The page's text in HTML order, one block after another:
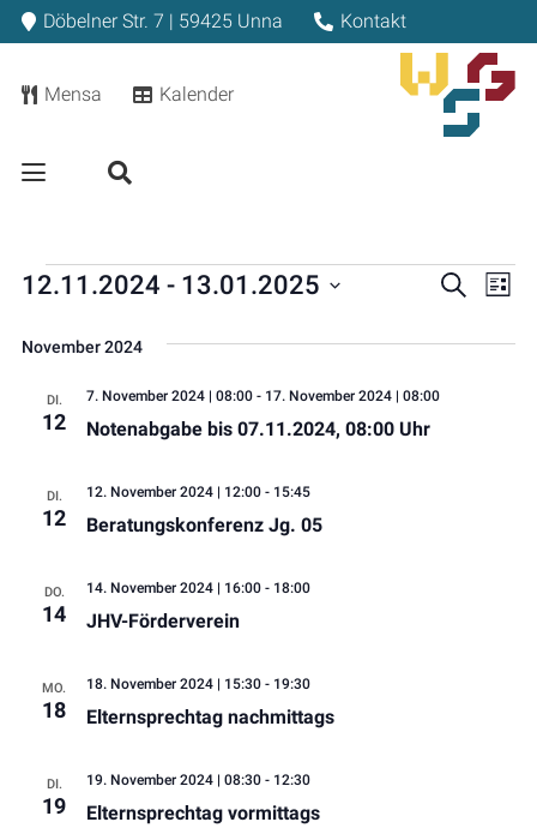
Döbelner Str. 7 | 59425 Unna Kontakt
Mensa Kalender
Suche
Liste
12.11.2024 - 13.01.2025
wählen.
November 2024
DI.
12 Notenabgabe bis 07.11.2024, 08:00 Uhr
7. November 2024 | 08:00 - 17. November 2024 | 08:00
DI.
12 Beratungskonferenz Jg. 05
12. November 2024 | 12:00 - 15:45
DO.
14 JHV-Förderverein
14. November 2024 | 16:00 - 18:00
MO.
18 Elternsprechtag nachmittags
18. November 2024 | 15:30 - 19:30
DI.
19 Elternsprechtag vormittags
19. November 2024 | 08:30 - 12:30